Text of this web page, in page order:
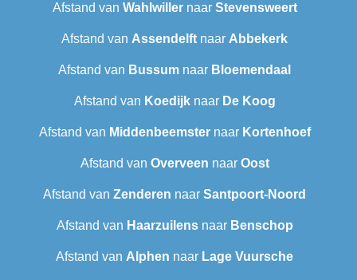
Afstand van Wahlwillernaar Stevensweert
Afstand van Assendelft naar Abbekerk
Afstand van Bussum naar Bloemendaal
Afstand van Koedijknaar De Koog
Afstand van Middenbeemsternaar Kortenhoef
Afstand van Overveen naar Oost
Afstand van Zenderen naar Santpoort-Noord
Afstand van Haarzuilensnaar Benschop
Afstand van Alphen naar Lage Vuursche